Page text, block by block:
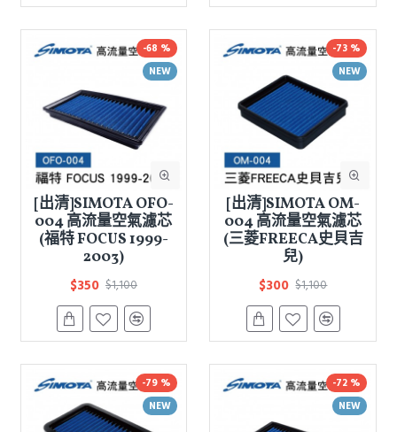
NEW
-68 %
[出清]SIMOTA OFO-
004 高流量空氣濾芯
(福特 FOCUS 1999-
2003)
$350 $1,100
NEW
-73 %
[出清]SIMOTA OM-
004 高流量空氣濾芯
(三菱FREECA史貝吉
兒)
$300 $1,100
NEW
-79 %
NEW
-72 %